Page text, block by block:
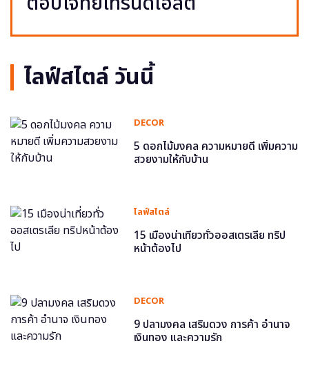
ไลฟ์สไตล์ วันนี้
DECOR
5 ดอกไม้มงคล ความหมายดี เพิ่มความ
สวยงามให้กับบ้าน
ไลฟ์สไตล์
15 เมืองน่าเที่ยวทั่วออสเตรเลีย ทริป
หน้าต้องไป
DECOR
9 ปลามงคล เสริมดวง การค้า อำนาจ
เงินทอง และความรัก